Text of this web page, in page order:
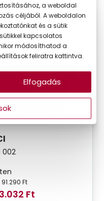
002
91.290 Ft
Ft
a weboldal
céljából. A weboldalon
és a sütik
kapcsolatos
módosíthatod a
feliratra kattintva.
Elfogadás